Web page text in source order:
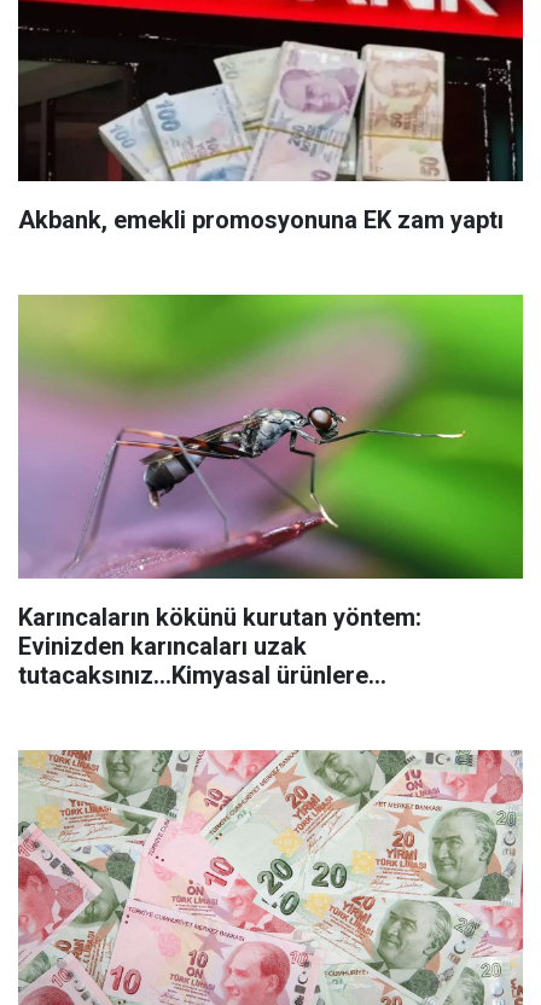
Akbank, emekli promosyonuna EK zam yaptı
Karıncaların kökünü kurutan yöntem:
Evinizden karıncaları uzak
tutacaksınız...Kimyasal ürünlere